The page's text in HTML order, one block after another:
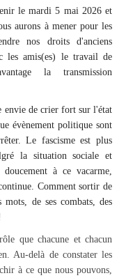
le mardi 5 mai 2026 et
aurons à mener pour les
nos droits d'anciens
les amis(es) le travail de
la transmission
envie de crier fort sur l'état
évènement politique sont
Le fascisme est plus
la situation sociale et
à ce vacarme,
Comment sortir de
de ses combats, des
que chacune et chacun
Au-delà de constater les
à ce que nous pouvons,